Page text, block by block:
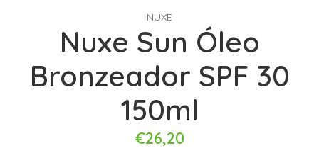
NUXE
Nuxe Sun Óleo
Bronzeador SPF 30
150ml
€26,20